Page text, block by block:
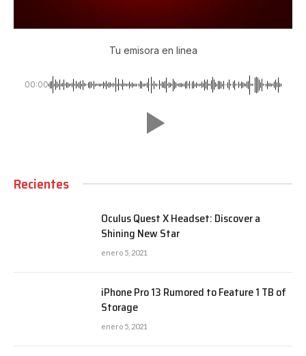
Tu emisora en linea
00:00
Recientes
Oculus Quest X Headset: Discover a
Shining New Star
enero 5, 2021
iPhone Pro 13 Rumored to Feature 1 TB of
Storage
enero 5, 2021